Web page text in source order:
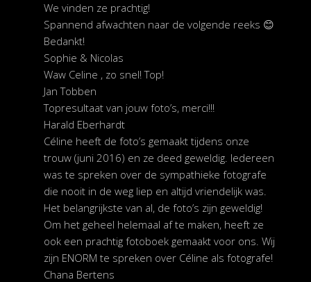
We vinden ze prachtig!
Spannend afwachten naar de volgende reeks 😊
Bedankt!
Sophie & Nicolas
Waw Celine , zo snel! Top!
Jan Tobben
Topresultaat van jouw foto’s, merci!!!
Harald Eberhardt
Céline heeft de foto’s gemaakt tijdens onze
trouw (juni 2016) en ze deed geweldig. Iedereen
was te spreken over de sympathieke fotografe
die nooit in de weg liep en altijd vriendelijk was.
Het belangrijkste van al, de foto’s zijn geweldig!
Om het geheel helemaal af te maken, heeft ze
ook een prachtig fotoboek gemaakt voor ons. Wij
zijn ENORM te spreken over Céline als fotografe!
Chana Bertens